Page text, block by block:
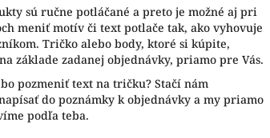
sú ručne potláčané a preto je možné aj pri
meniť motív či text potlače tak, ako vyhovuje
Tričko alebo body, ktoré si kúpite,
základe zadanej objednávky, priamo pre Vás.
pozmeniť text na tričku? Stačí nám
do poznámky k objednávky a my priamo
podľa teba.